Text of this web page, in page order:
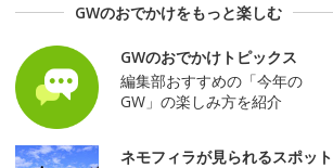
GWのおでかけをもっと楽しむ
GWのおでかけトピックス
編集部おすすめの「今年の
GW」の楽しみ方を紹介
ネモフィラが見られるスポット